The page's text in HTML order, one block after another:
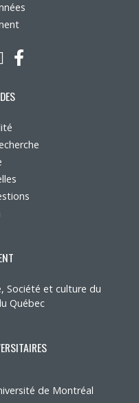
Twitter
Société et culture du
Québec